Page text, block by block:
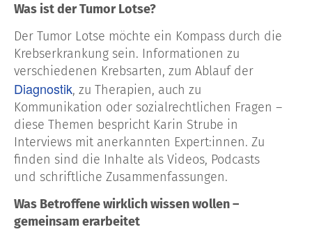
Was ist der Tumor Lotse?
Der Tumor Lotse möchte ein Kompass durch die
Krebserkrankung sein. Informationen zu
verschiedenen Krebsarten, zum Ablauf der
Diagnostik, zu Therapien, auch zu
Kommunikation oder sozialrechtlichen Fragen –
diese Themen bespricht Karin Strube in
Interviews mit anerkannten Expert:innen. Zu
finden sind die Inhalte als Videos, Podcasts
und schriftliche Zusammenfassungen.
Was Betroffene wirklich wissen wollen –
gemeinsam erarbeitet